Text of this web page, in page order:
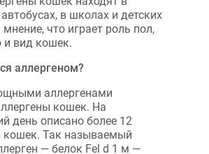
в школах и детских
мнение, что играет роль пол,
и вид кошек.
аллергеном?
аллергенами
кошек. На
день описано более 12
кошек. Так называемый
— белок Fel d 1 м —